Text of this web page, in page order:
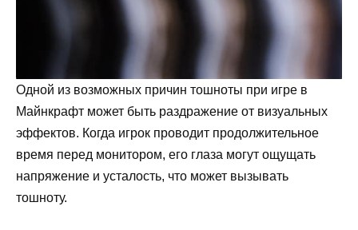
Одной из возможных причин тошноты при игре в
Майнкрафт может быть раздражение от визуальных
эффектов. Когда игрок проводит продолжительное
время перед монитором, его глаза могут ощущать
напряжение и усталость, что может вызывать
тошноту.